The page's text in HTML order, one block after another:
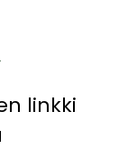
linkki